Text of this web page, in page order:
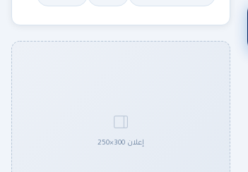
إعلان 300×250